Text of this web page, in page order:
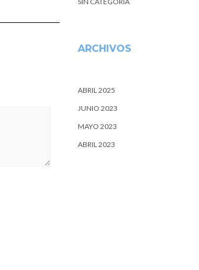
ARCHIVOS
ABRIL 2025
JUNIO 2023
MAYO 2023
ABRIL 2023